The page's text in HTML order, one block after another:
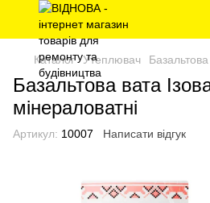
Каталог Утеплювач
Базальтова вата
мінераловатні
Артикул: 10007 Написати відгук